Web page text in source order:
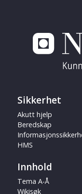
Sikkerhet
Akutt hjelp
Beredskap
HMS
Innhold
Tema A-Å
Wikisøk